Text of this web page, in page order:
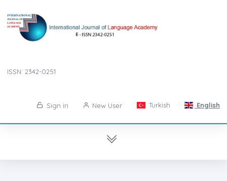
ISSN: 2342-0251
Sign in New User Turkish English